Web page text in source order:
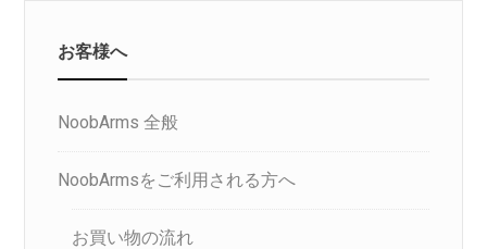
お客様へ
NoobArms 全般
NoobArmsをご利用される方へ
お買い物の流れ